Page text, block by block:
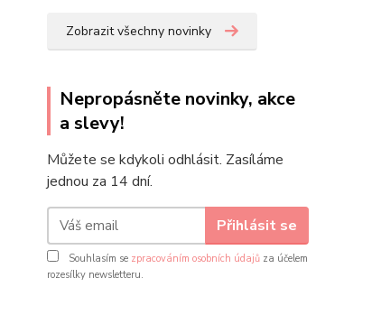
Zobrazit všechny novinky
Nepropásněte novinky, akce
a slevy!
Můžete se kdykoli odhlásit. Zasíláme
jednou za 14 dní.
Přihlásit se
Souhlasím se zpracováním osobních údajů za účelem
rozesílky newsletteru.